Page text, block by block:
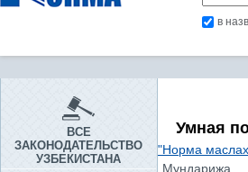
в
ВСЕ
ЗАКОНОДАТЕЛЬСТВО
УЗБЕКИСТАНА
Умная
"Норма
Мундарижа